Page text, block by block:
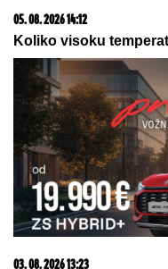
Zaboravite na tupe
poklopcima biće
minut